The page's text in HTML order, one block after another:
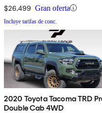
$26,499 Gran oferta
Incluye tarifas de conc.
2020 Toyota Tacoma TRD
Double Cab 4WD